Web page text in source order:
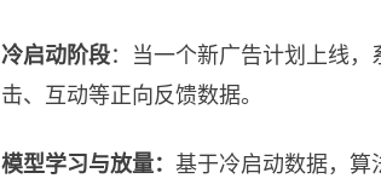
冷启动阶段：当一个新广告计划上线
击、互动等正向反馈数据。
模型学习与放量：基于冷启动数据，算